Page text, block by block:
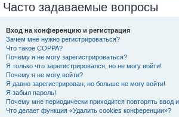
Часто задаваемые вопросы
Вход на конференцию и регистрация
Зачем мне нужно регистрироваться?
Что такое COPPA?
Почему я не могу зарегистрироваться?
Я только что зарегистрировался, но не могу войти!
Почему я не могу войти?
Я давно зарегистрирован, но больше не могу войти!
Я забыл пароль!
Почему мне периодически приходится повторять ввод
Что делает функция «Удалить cookies конференции»?